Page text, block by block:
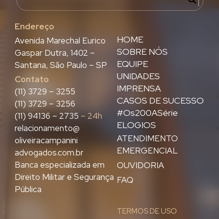
Endereço
HOME
SOBRE NÓS
EQUIPE
UNIDADES
IMPRENSA
CASOS DE SUCESSO
#Os200ASérie
ELOGIOS
ATENDIMENTO
EMERGENCIAL
OUVIDORIA
FAQ
TERMOS DE USO
Avenida Marechal Eurico
Gaspar Dutra, 1402 –
Santana, São Paulo – SP
Contato
(11) 3729 – 3255
(11) 3729 – 3256
(11) 94136 – 2735 – 24h
relacionamento@
oliveiracampanini
advogados.com.br
Banca especializada em
Direito Militar e Segurança
Pública